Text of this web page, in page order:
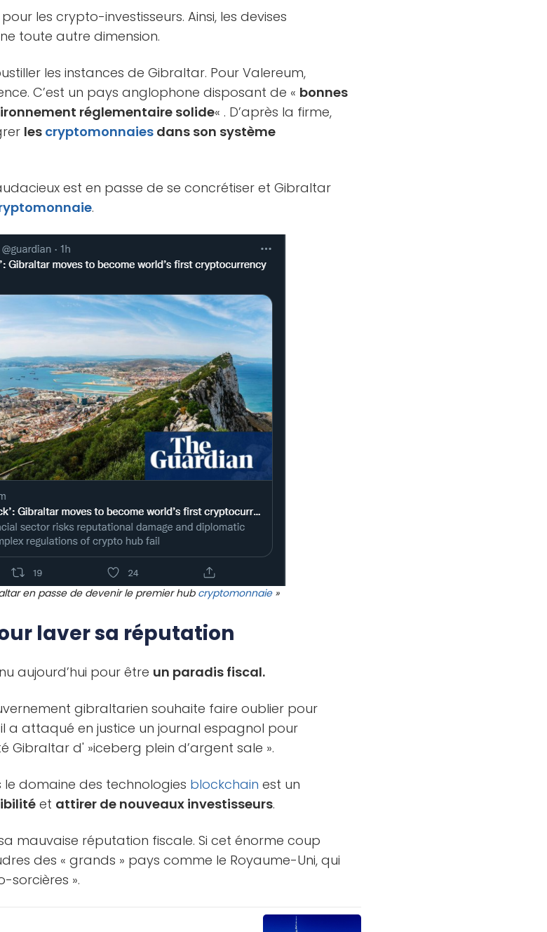
les crypto-investisseurs. Ainsi, les devises
toute autre dimension.
les instances de Gibraltar. Pour Valereum,
C’est un pays anglophone disposant de « bonnes
réglementaire solide« . D’après la firme,
les cryptomonnaies dans son système
est en passe de se concrétiser et Gibraltar
.
en passe de devenir le premier hubcryptomonnaie»
laver sa réputation
aujourd’hui pour être un paradis fiscal.
gibraltarien souhaite faire oublier pour
a attaqué en justice un journal espagnol pour
d' »iceberg plein d’argent sale ».
le domaine des technologies blockchain est un
et attirer de nouveaux investisseurs.
mauvaise réputation fiscale. Si cet énorme coup
des « grands » pays comme le Royaume-Uni, qui
sorcières ».